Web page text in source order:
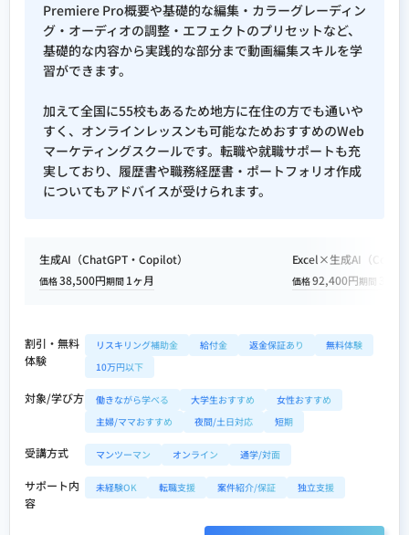
Premiere Pro概要や基礎的な編集・カラーグレーディン
グ・オーディオの調整・エフェクトのプリセットなど、
基礎的な内容から実践的な部分まで動画編集スキルを学
習ができます。
加えて全国に55校もあるため地方に在住の方でも通いや
すく、オンラインレッスンも可能なためおすすめのWeb
マーケティングスクールです。転職や就職サポートも充
実しており、履歴書や職務経歴書・ポートフォリオ作成
についてもアドバイスが受けられます。
生成AI（ChatGPT・Copilot）
価格38,500円期間 1ヶ月
Excel×生成AI（
価格92,400円期間
割引・無料
体験
リスキリング補助金 給付金 返金保証あり
無料体験
10万円以下
対象/学び方 働きながら学べる 大学生おすすめ
女性おすすめ
主婦/ママおすすめ
夜間/土日対応 短期
受講方式 マンツーマン オンライン 通学/対面
サポート内
容
未経験OK 転職支援 案件紹介/保証 独立支援